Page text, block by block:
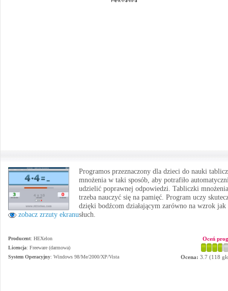
zobacz zrzuty ekranu
Programos przeznaczony dla dzieci do nauki
mnożenia w taki sposób, aby potrafiło
udzielić poprawnej odpowiedzi. Tabliczki mnożenia
trzeba nauczyć się na pamięć. Program uczy
dzięki bodźcom działającym zarówno na wzrok jak
słuch.
Producent: HEXelon
Licencja: Freeware (darmowa)
System Operacyjny: Windows 98/Me/2000/XP/Vista
Oceń
Ocena: 3.7 (118